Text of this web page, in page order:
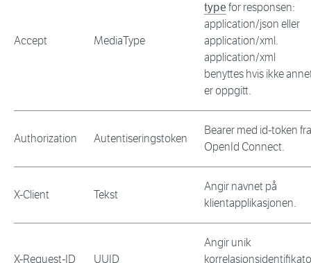
Accept MediaType
type for responsen:
application/json eller
application/xml.
application/xml
benyttes hvis ikke
er oppgitt.
Authorization Autentiseringstoken
Bearer med id-token fra
OpenId Connect.
X-Client Tekst
Angir navnet på
klientapplikasjonen.
X-Request-ID UUID
Angir unik